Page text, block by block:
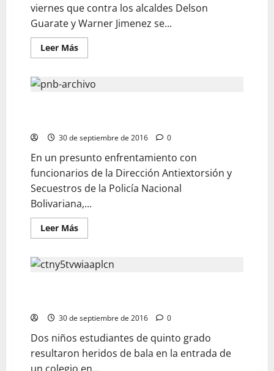
viernes que contra los alcaldes Delson
Guarate y Warner Jimenez se...
Leer Más
30 de septiembre de 2016 0
En un presunto enfrentamiento con
funcionarios de la Dirección Antiextorsión y
Secuestros de la Policía Nacional
Bolivariana,...
Leer Más
30 de septiembre de 2016 0
Dos niños estudiantes de quinto grado
resultaron heridos de bala en la entrada de